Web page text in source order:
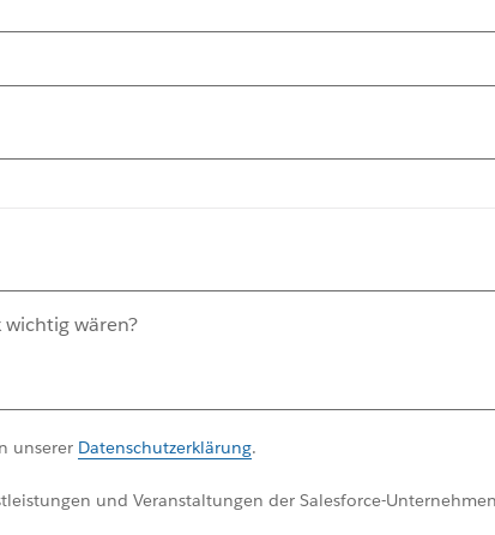
unserer Datenschutzerklärung.
und Veranstaltungen der Salesforce-